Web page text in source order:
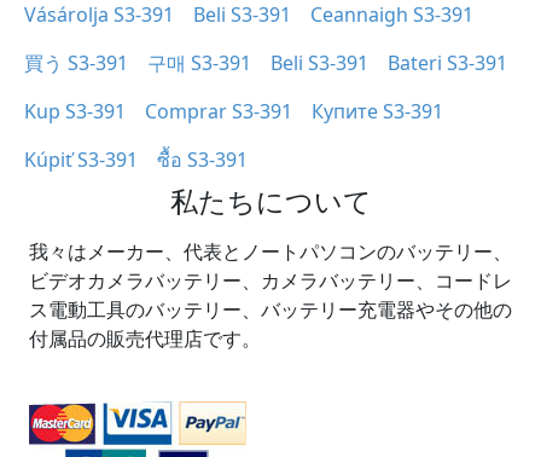
Vásárolja S3-391
Beli S3-391
Ceannaigh S3-391
買う S3-391
구매 S3-391 Beli S3-391
Bateri S3-391
Kup S3-391
Comprar S3-391
Купите S3-391
Kúpiť S3-391
ซื้อ S3-391
私たちについて
我々はメーカー、代表とノートパソコンのバッテリー、
ビデオカメラバッテリー、カメラバッテリー、コードレ
ス電動工具のバッテリー、バッテリー充電器やその他の
付属品の販売代理店です。